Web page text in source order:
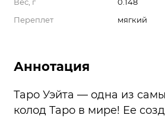
Переплет
мягкий
Аннотация
Таро Уэйта — одна из
колод Таро в мире! Ее